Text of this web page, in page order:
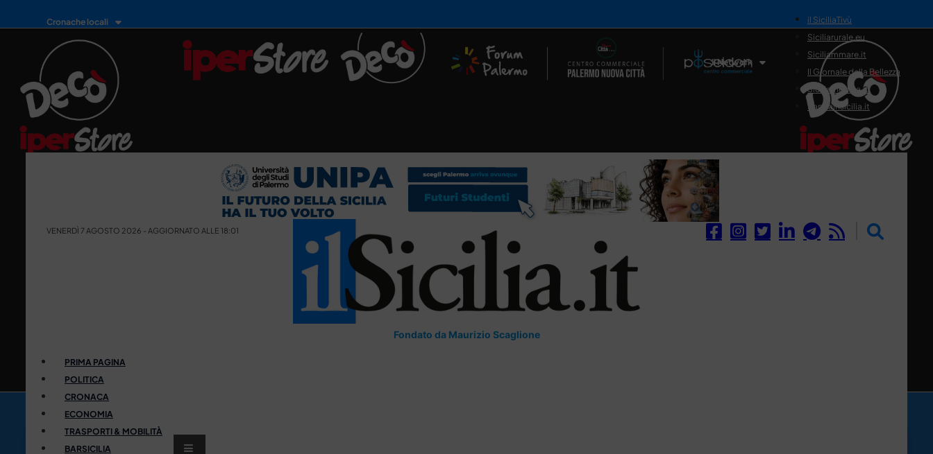
Cronache locali
Il Network
il SiciliaTivù
Siciliarurale.eu
Siciliammare.it
Il Giornale della Bellezza
Siciliamedica.it
Sanitainsicilia.it
VENERDÌ 7 AGOSTO 2026 - AGGIORNATO ALLE 18:01
Fondato da Maurizio Scaglione
PRIMA PAGINA
POLITICA
CRONACA
ECONOMIA
TRASPORTI & MOBILITÀ
BARSICILIA